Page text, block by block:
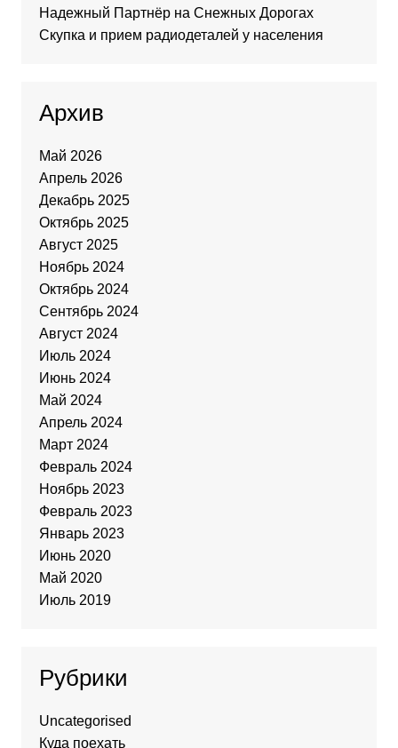
Надежный Партнёр на Снежных Дорогах
Скупка и прием радиодеталей у населения
Архив
Май 2026
Апрель 2026
Декабрь 2025
Октябрь 2025
Август 2025
Ноябрь 2024
Октябрь 2024
Сентябрь 2024
Август 2024
Июль 2024
Июнь 2024
Май 2024
Апрель 2024
Март 2024
Февраль 2024
Ноябрь 2023
Февраль 2023
Январь 2023
Июнь 2020
Май 2020
Июль 2019
Рубрики
Uncategorised
Куда поехать